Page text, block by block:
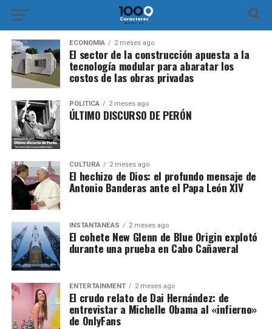
ECONOMÍA 2 meses ago
El sector de la construcción apuesta a la
tecnología modular para abaratar los
costos de las obras privadas
POLÍTICA 2 meses ago
ÚLTIMO DISCURSO DE PERÓN
CULTURA 2 meses ago
El hechizo de Dios: el profundo mensaje de
Antonio Banderas ante el Papa León XIV
INSTANTÁNEAS 2 meses ago
El cohete New Glenn de Blue Origin explotó
durante una prueba en Cabo Cañaveral
ENTERTAINMENT 2 meses ago
El crudo relato de Dai Hernández: de
entrevistar a Michelle Obama al «infierno»
de OnlyFans